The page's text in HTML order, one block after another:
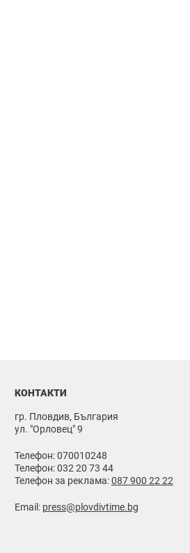
КОНТАКТИ
гр. Пловдив, България
ул. "Орловец" 9
Телефон: 070010248
Телефон: 032 20 73 44
Телефон за реклама:087 900 22 22
Email: press@plovdivtime.bg